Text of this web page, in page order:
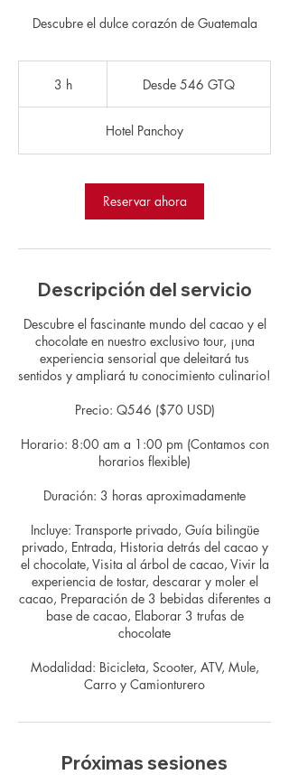
Descubre el dulce corazón de Guatemala
3 h
quetzalesDesde 546 GTQ
Hotel Panchoy
Reservar ahora
Descripción del servicio
Descubre el fascinante mundo del cacao y el
chocolate en nuestro exclusivo tour, ¡una
experiencia sensorial que deleitará tus
sentidos y ampliará tu conocimiento culinario!
Precio: Q546 ($70 USD)
Horario: 8:00 am a 1:00 pm (Contamos con
horarios flexible)
Duración: 3 horas aproximadamente
Incluye: Transporte privado, Guía bilingüe
privado, Entrada, Historia detrás del cacao y
el chocolate, Visita al árbol de cacao, Vivir la
experiencia de tostar, descarar y moler el
cacao, Preparación de 3 bebidas diferentes a
base de cacao, Elaborar 3 trufas de
chocolate
Modalidad: Bicicleta, Scooter, ATV, Mule,
Carro y Camionturero
Próximas sesiones